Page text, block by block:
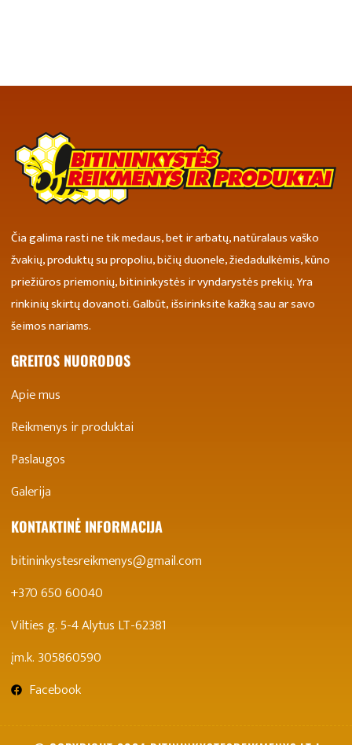
Čia galima rasti ne tik medaus, bet ir arbatų, natūralaus vaško
žvakių, produktų su propoliu, bičių duonele, žiedadulkėmis, kūno
priežiūros priemonių, bitininkystės ir vyndarystės prekių. Yra
rinkinių skirtų dovanoti. Galbūt, išsirinksite kažką sau ar savo
šeimos nariams.
GREITOS NUORODOS
Apie mus
Reikmenys ir produktai
Paslaugos
Galerija
KONTAKTINĖ INFORMACIJA
bitininkystesreikmenys@gmail.com
+370 650 60040
Vilties g. 5-4 Alytus LT-62381
įm.k. 305860590
Facebook